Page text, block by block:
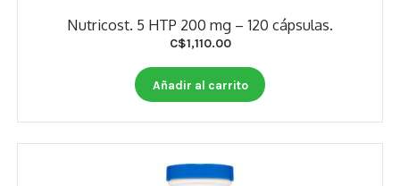
Nutricost. 5 HTP 200 mg – 120 cápsulas.
C$1,110.00
Añadir al carrito